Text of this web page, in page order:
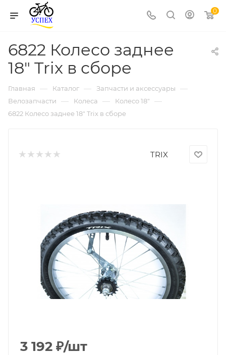
0
6822 Колесо заднее
18" Trix в сборе
Главная — Каталог — Запчасти и аксессуары —
Велозапчасти — Колеса — Колесо 18" —
6822 Колесо заднее 18" Trix в сборе
TRIX
3 192 ₽/шт